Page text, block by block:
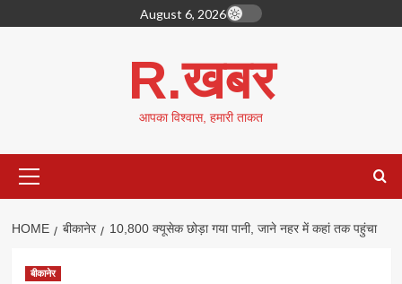
to
August 6, 2026
R.खबर
आपका विश्वास, हमारी ताकत
Menu
HOME बीकानेर 10,800 क्यूसेक छोड़ा गया पानी, जाने नहर में कहां तक पहुंचा
बीकानेर